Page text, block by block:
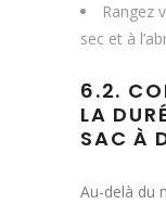
Rangez
sec et à
6.2.
LA
SAC À
Au-delà du